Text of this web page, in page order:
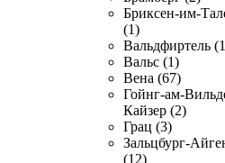
Бриксен-им-
(1)
Вальдфиртель
Вальс (1)
Вена (67)
Гойнг-ам-
Кайзер (2)
Грац (3)
Зальцбург-
(12)